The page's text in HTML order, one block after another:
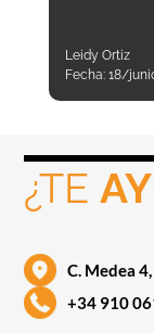
Leidy Ortiz
Fecha: 18/
¿TE
C. Medea
+34 910